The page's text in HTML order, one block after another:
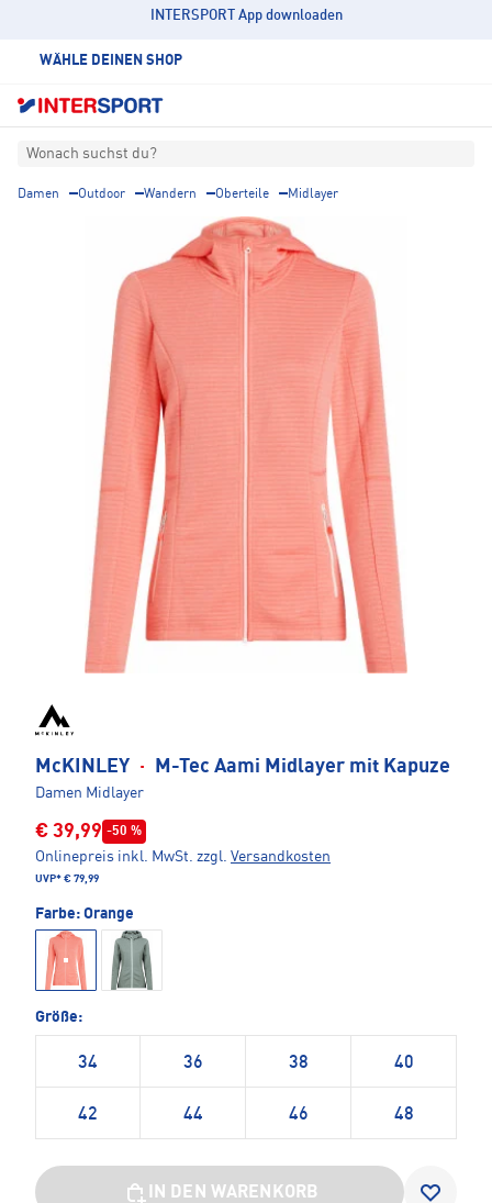
INTERSPORT App downloaden
WÄHLE DEINEN SHOP
Wonach suchst du?
Damen Outdoor Wandern Oberteile Midlayer
McKINLEY · M-Tec Aami Midlayer mit Kapuze
Damen Midlayer
€ 39,99 -50 %
Onlinepreis inkl. MwSt. zzgl. Versandkosten
UVP* € 79,99
Farbe: Orange
Größe:
34 36 38 40
42 44 46 48
IN DEN WARENKORB